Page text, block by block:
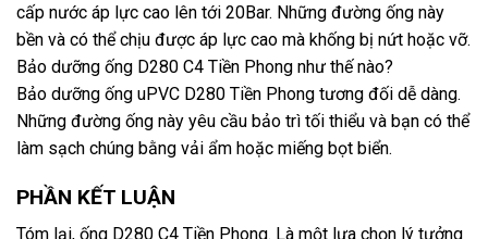
cấp nước áp lực cao lên tới 20Bar. Những đường ống này
bền và có thể chịu được áp lực cao mà khống bị nứt hoặc vỡ.
Bảo dưỡng ống D280 C4 Tiền Phong như thế nào?
Bảo dưỡng ống uPVC D280 Tiền Phong tương đối dễ dàng.
Những đường ống này yêu cầu bảo trì tối thiểu và bạn có thể
làm sạch chúng bằng vải ẩm hoặc miếng bọt biển.
PHẦN KẾT LUẬN
Tóm lại, ống D280 C4 Tiền Phong. Là một lựa chọn lý tưởng